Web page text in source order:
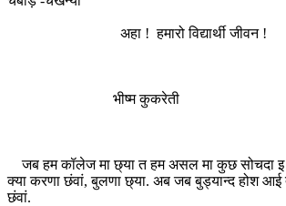
अहा ! हमारो विद्यार्थी जीवन !
भीष्म कुकरेती
जब हम कॉलेज मा छ्या त हम असल मा कुछ सोचदा इ
क्या करणा छंवां, बुलणा छ्या. अब जब बुड्यान्द होश
छंवां.